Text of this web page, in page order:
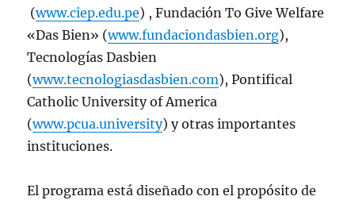
(www.ciep.edu.pe) , Fundación To Give Welfare
«Das Bien» (www.fundaciondasbien.org),
Tecnologías Dasbien
(www.tecnologiasdasbien.com), Pontifical
Catholic University of America
(www.pcua.university) y otras importantes
instituciones.
El programa está diseñado con el propósito de